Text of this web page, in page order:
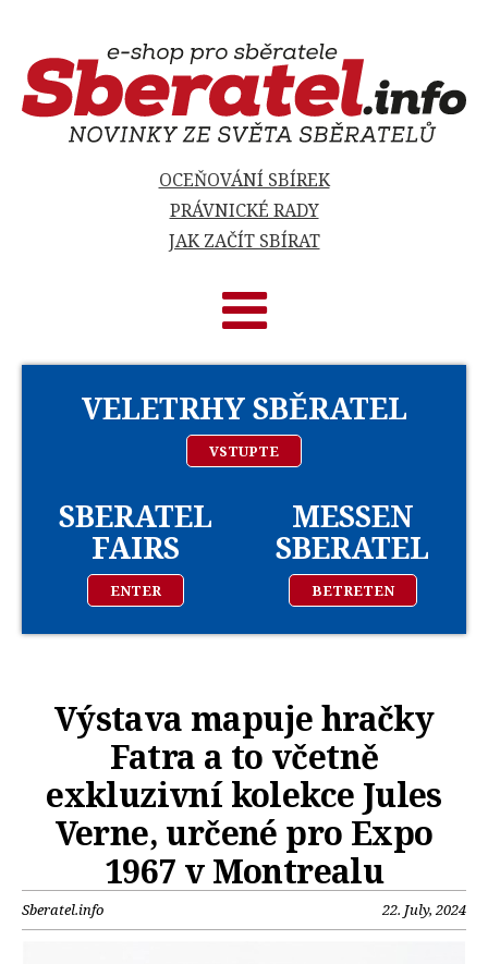
OCEŇOVÁNÍ SBÍREK
PRÁVNICKÉ RADY
JAK ZAČÍT SBÍRAT
VELETRHY SBĚRATEL
VSTUPTE
SBERATEL
FAIRS
ENTER
MESSEN
SBERATEL
BETRETEN
Výstava mapuje hračky
Fatra a to včetně
exkluzivní kolekce Jules
Verne, určené pro Expo
1967 v Montrealu
Sberatel.info 22. July, 2024